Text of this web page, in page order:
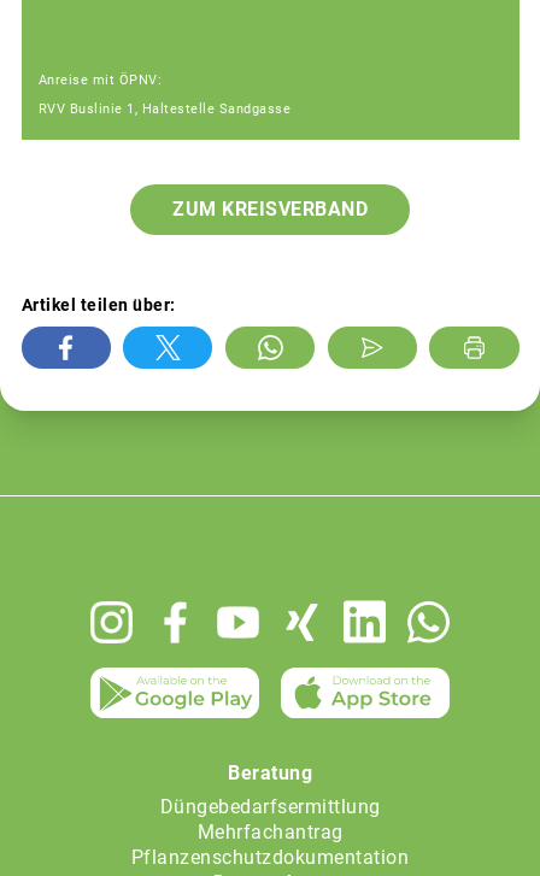
Anreise mit ÖPNV:
RVV Buslinie 1, Haltestelle Sandgasse
ZUM KREISVERBAND
Artikel teilen über:
Beratung
Düngebedarfsermittlung
Mehrfachantrag
Pflanzenschutzdokumentation